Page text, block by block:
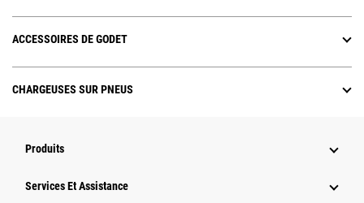
ACCESSOIRES DE GODET
CHARGEUSES SUR PNEUS
Produits
Services Et Assistance